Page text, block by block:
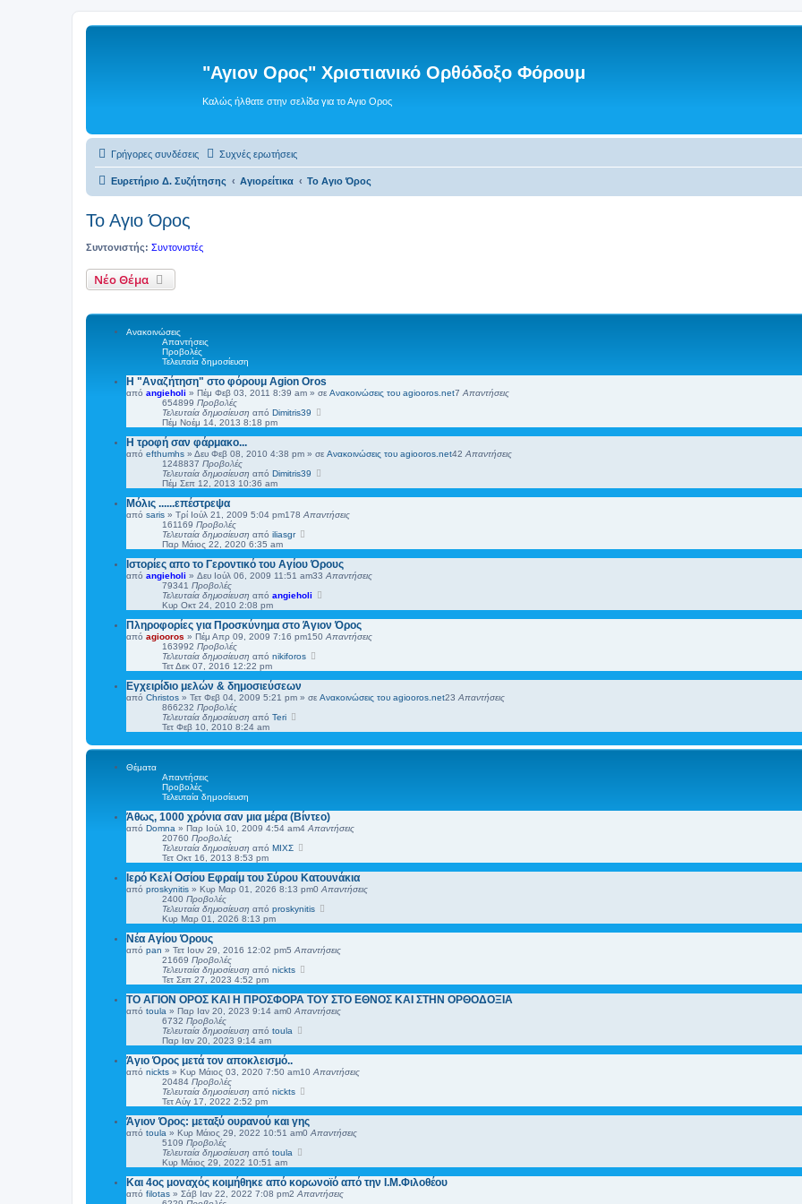
"Αγιον Ορος" Χριστιανικό Ορθόδοξο Φόρουμ
Καλώς ήλθατε στην σελίδα για το Αγιο Ορος
Γρήγορες συνδέσεις Συχνές ερωτήσεις
Ευρετήριο Δ. Συζήτησης Αγιορείτικα Το Αγιο Όρος
Το Αγιο Όρος
Συντονιστής: Συντονιστές
Νέο Θέμα
Ανακοινώσεις
Απαντήσεις
Προβολές
Τελευταία δημοσίευση
Η "Αναζήτηση" στο φόρουμ Agion Oros
από angieholi » Πέμ Φεβ 03, 2011 8:39 am » σε Ανακοινώσεις του agiooros.net7 Απαντήσεις
654899 Προβολές
Τελευταία δημοσίευση από Dimitris39
Πέμ Νοέμ 14, 2013 8:18 pm
H τροφή σαν φάρμακο...
από efthumhs » Δευ Φεβ 08, 2010 4:38 pm » σε Ανακοινώσεις του agiooros.net42 Απαντήσεις
1248837 Προβολές
Τελευταία δημοσίευση από Dimitris39
Πέμ Σεπ 12, 2013 10:36 am
Μόλις ......επέστρεψα
από saris » Τρί Ιούλ 21, 2009 5:04 pm178 Απαντήσεις
161169 Προβολές
Τελευταία δημοσίευση από iliasgr
Παρ Μάιος 22, 2020 6:35 am
Ιστορίες απο το Γεροντικό του Αγίου Όρους
από angieholi » Δευ Ιούλ 06, 2009 11:51 am33 Απαντήσεις
79341 Προβολές
Τελευταία δημοσίευση από angieholi
Κυρ Οκτ 24, 2010 2:08 pm
Πληροφορίες για Προσκύνημα στο Άγιον Όρος
από agiooros » Πέμ Απρ 09, 2009 7:16 pm150 Απαντήσεις
163992 Προβολές
Τελευταία δημοσίευση από nikiforos
Τετ Δεκ 07, 2016 12:22 pm
Εγχειρίδιο μελών & δημοσιεύσεων
από Christos » Τετ Φεβ 04, 2009 5:21 pm » σε Ανακοινώσεις του agiooros.net23 Απαντήσεις
866232 Προβολές
Τελευταία δημοσίευση από Teri
Τετ Φεβ 10, 2010 8:24 am
Θέματα
Απαντήσεις
Προβολές
Τελευταία δημοσίευση
Άθως, 1000 χρόνια σαν μια μέρα (Βίντεο)
από Domna » Παρ Ιούλ 10, 2009 4:54 am4 Απαντήσεις
20760 Προβολές
Τελευταία δημοσίευση από ΜΙΧΣ
Τετ Οκτ 16, 2013 8:53 pm
Ιερό Κελί Οσίου Εφραίμ του Σύρου Κατουνάκια
από proskynitis » Κυρ Μαρ 01, 2026 8:13 pm0 Απαντήσεις
2400 Προβολές
Τελευταία δημοσίευση από proskynitis
Κυρ Μαρ 01, 2026 8:13 pm
Νέα Αγίου Όρους
από pan » Τετ Ιουν 29, 2016 12:02 pm5 Απαντήσεις
21669 Προβολές
Τελευταία δημοσίευση από nickts
Τετ Σεπ 27, 2023 4:52 pm
ΤΟ ΑΓΙΟΝ ΟΡΟΣ ΚΑΙ H ΠΡΟΣΦΟΡΑ ΤΟΥ ΣΤΟ ΕΘΝΟΣ ΚΑΙ ΣΤΗΝ ΟΡΘΟΔΟΞΙΑ
από toula » Παρ Ιαν 20, 2023 9:14 am0 Απαντήσεις
6732 Προβολές
Τελευταία δημοσίευση από toula
Παρ Ιαν 20, 2023 9:14 am
Άγιο Όρος μετά τον αποκλεισμό..
από nickts » Κυρ Μάιος 03, 2020 7:50 am10 Απαντήσεις
20484 Προβολές
Τελευταία δημοσίευση από nickts
Τετ Αύγ 17, 2022 2:52 pm
Άγιον Όρος: μεταξύ ουρανού και γης
από toula » Κυρ Μάιος 29, 2022 10:51 am0 Απαντήσεις
5109 Προβολές
Τελευταία δημοσίευση από toula
Κυρ Μάιος 29, 2022 10:51 am
Και 4ος μοναχός κοιμήθηκε από κορωνοϊό από την Ι.Μ.Φιλοθέου
από filotas » Σάβ Ιαν 22, 2022 7:08 pm2 Απαντήσεις